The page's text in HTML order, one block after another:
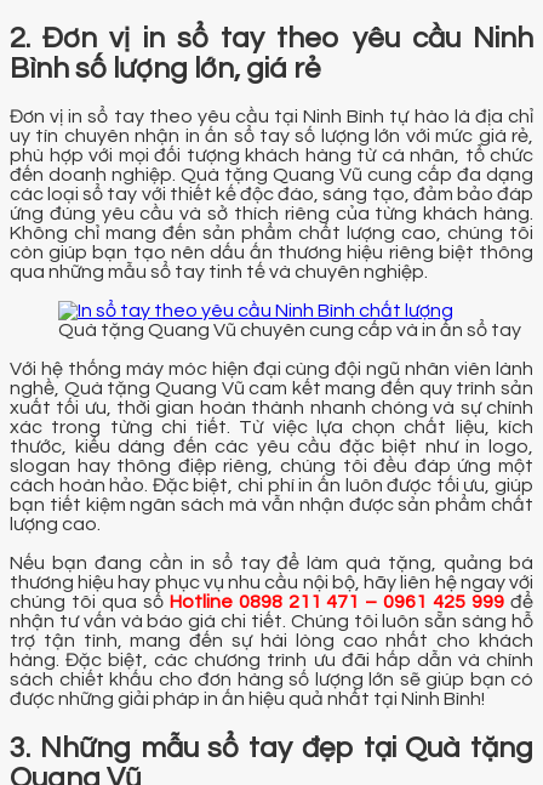
2. Đơn vị in sổ tay theo yêu cầu Ninh
Bình số lượng lớn, giá rẻ
Đơn vị in sổ tay theo yêu cầu tại Ninh Bình tự hào là địa chỉ
uy tín chuyên nhận in ấn sổ tay số lượng lớn với mức giá rẻ,
phù hợp với mọi đối tượng khách hàng từ cá nhân, tổ chức
đến doanh nghiệp. Quà tặng Quang Vũ cung cấp đa dạng
các loại sổ tay với thiết kế độc đáo, sáng tạo, đảm bảo đáp
ứng đúng yêu cầu và sở thích riêng của từng khách hàng.
Không chỉ mang đến sản phẩm chất lượng cao, chúng tôi
còn giúp bạn tạo nên dấu ấn thương hiệu riêng biệt thông
qua những mẫu sổ tay tinh tế và chuyên nghiệp.
Quà tặng Quang Vũ chuyên cung cấp và in ấn sổ tay
Với hệ thống máy móc hiện đại cùng đội ngũ nhân viên lành
nghề, Quà tặng Quang Vũ cam kết mang đến quy trình sản
xuất tối ưu, thời gian hoàn thành nhanh chóng và sự chính
xác trong từng chi tiết. Từ việc lựa chọn chất liệu, kích
thước, kiểu dáng đến các yêu cầu đặc biệt như in logo,
slogan hay thông điệp riêng, chúng tôi đều đáp ứng một
cách hoàn hảo. Đặc biệt, chi phí in ấn luôn được tối ưu, giúp
bạn tiết kiệm ngân sách mà vẫn nhận được sản phẩm chất
lượng cao.
Nếu bạn đang cần in sổ tay để làm quà tặng, quảng bá
thương hiệu hay phục vụ nhu cầu nội bộ, hãy liên hệ ngay với
chúng tôi qua số Hotline 0898 211 471 – 0961 425 999 để
nhận tư vấn và báo giá chi tiết. Chúng tôi luôn sẵn sàng hỗ
trợ tận tình, mang đến sự hài lòng cao nhất cho khách
hàng. Đặc biệt, các chương trình ưu đãi hấp dẫn và chính
sách chiết khấu cho đơn hàng số lượng lớn sẽ giúp bạn có
được những giải pháp in ấn hiệu quả nhất tại Ninh Bình!
3. Những mẫu sổ tay đẹp tại Quà tặng
Quang Vũ